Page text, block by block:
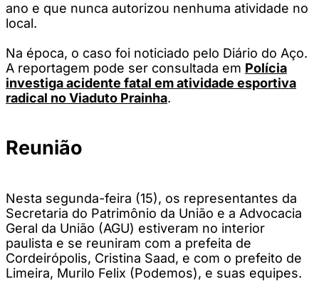
ano e que nunca autorizou nenhuma atividade no
local.
Na época, o caso foi noticiado pelo Diário do Aço.
A reportagem pode ser consultada em Polícia
investiga acidente fatal em atividade esportiva
radical no Viaduto Prainha.
Reunião
Nesta segunda-feira (15), os representantes da
Secretaria do Patrimônio da União e a Advocacia
Geral da União (AGU) estiveram no interior
paulista e se reuniram com a prefeita de
Cordeirópolis, Cristina Saad, e com o prefeito de
Limeira, Murilo Felix (Podemos), e suas equipes.